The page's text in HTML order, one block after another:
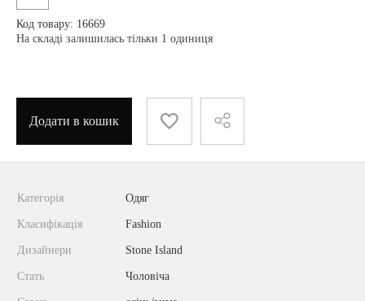
Код товару: 16669
На складі залишилась тільки 1 одиниця
Додати в кошик
Категорія Одяг
Класифікація Fashion
Дизайнери Stone Island
Стать Чоловіча